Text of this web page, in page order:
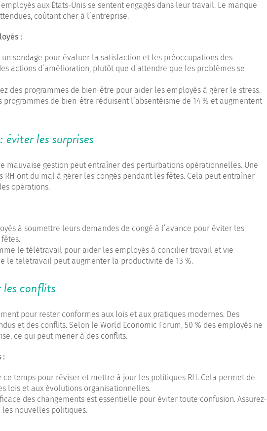
aux États-Unis se sentent engagés dans leur travail. Le manque
coûtant cher à l’entreprise.
:
un sondage pour évaluer la satisfaction et les préoccupations des
actions d’amélioration, plutôt que d’attendre que les problèmes se
des programmes de bien-être pour aider les employés à gérer le stress.
programmes de bien-être réduisent l’absentéisme de 14 % et augmentent
les surprises
mauvaise gestion peut entraîner des perturbations opérationnelles. Une
RH ont du mal à gérer les congés pendant les fêtes. Cela peut entraîner
opérations.
à soumettre leurs demandes de congé à l’avance pour éviter les
le télétravail pour aider les employés à concilier travail et vie
le télétravail peut augmenter la productivité de 13 %.
conflits
pour rester conformes aux lois et aux pratiques modernes. Des
et des conflits. Selon le World Economic Forum, 50 % des employés ne
ce qui peut mener à des conflits.
:
ce temps pour réviser et mettre à jour les politiques RH. Cela permet de
lois et aux évolutions organisationnelles.
des changements est essentielle pour éviter toute confusion. Assurez-
nouvelles politiques.